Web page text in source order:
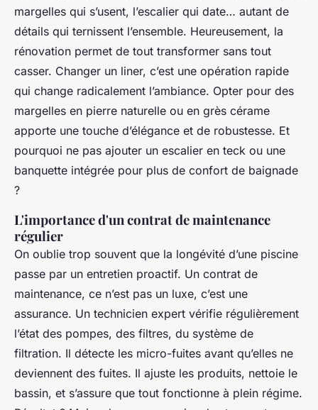
margelles qui s’usent, l’escalier qui date… autant de
détails qui ternissent l’ensemble. Heureusement, la
rénovation permet de tout transformer sans tout
casser. Changer un liner, c’est une opération rapide
qui change radicalement l’ambiance. Opter pour des
margelles en pierre naturelle ou en grès cérame
apporte une touche d’élégance et de robustesse. Et
pourquoi ne pas ajouter un escalier en teck ou une
banquette intégrée pour plus de confort de baignade
?
L'importance d'un contrat de maintenance
régulier
On oublie trop souvent que la longévité d’une piscine
passe par un entretien proactif. Un contrat de
maintenance, ce n’est pas un luxe, c’est une
assurance. Un technicien expert vérifie régulièrement
l’état des pompes, des filtres, du système de
filtration. Il détecte les micro-fuites avant qu’elles ne
deviennent des fuites. Il ajuste les produits, nettoie le
bassin, et s’assure que tout fonctionne à plein régime.